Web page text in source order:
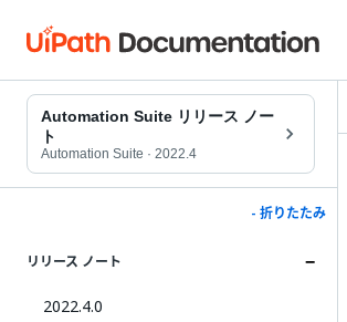
Automation Suite リリース ノー
ト
Automation Suite · 2022.4
- 折りたたみ
リリース ノート
2022.4.0